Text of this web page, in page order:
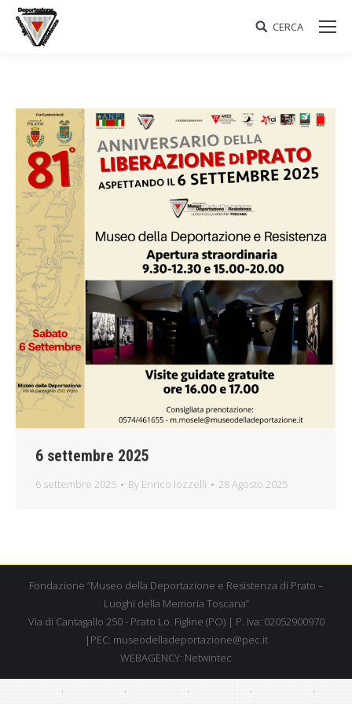
Search:
CERCA
6 settembre 2025
6 settembre 2025 By Enrico Iozzelli 28 Agosto 2025
Fondazione “Museo della Deportazione e Resistenza di Prato –
Luoghi della Memoria Toscana”
Via di Cantagallo 250 - Prato Lo. Figline (PO) | P. Iva: 02052900970
|PEC: museodelladeportazione@pec.it
WEBAGENCY: Netwintec